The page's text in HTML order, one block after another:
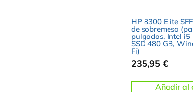
HP 8300 Elite
de sobremesa
pulgadas, Intel
SSD 480 GB,
Fi)
235,95 €
Añadir al